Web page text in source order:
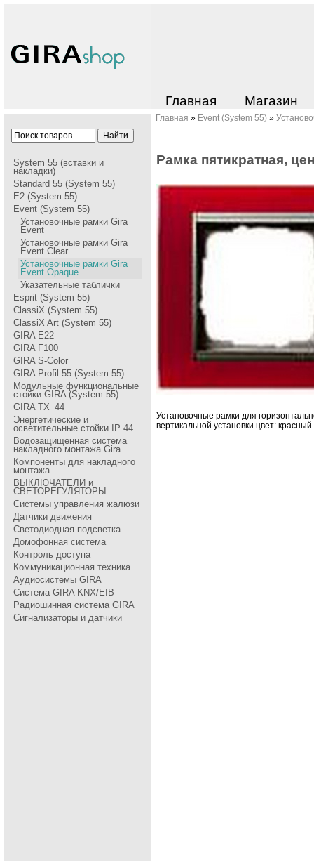
Главная Магазин
System 55 (вставки и
накладки)
Standard 55 (System 55)
E2 (System 55)
Event (System 55)
Установочные рамки Gira
Event
Установочные рамки Gira
Event Clear
Установочные рамки Gira
Event Opaque
Указательные таблички
Esprit (System 55)
ClassiX (System 55)
ClassiX Art (System 55)
GIRA Е22
GIRA F100
GIRA S-Color
GIRA Profil 55 (System 55)
Модульные функциональные
стойки GIRA (System 55)
GIRA TX_44
Энергетические и
осветительные стойки IP 44
Водозащищенная система
накладного монтажа Gira
Компоненты для накладного
монтажа
ВЫКЛЮЧАТЕЛИ и
СВЕТОРЕГУЛЯТОРЫ
Системы управления жалюзи
Датчики движения
Светодиодная подсветка
Домофонная система
Контроль доступа
Коммуникационная техника
Аудиосистемы GIRA
Система GIRA KNX/EIB
Радиошинная система GIRA
Сигнализаторы и датчики
Главная » Event (System 55) »
Рамка пятикратная,
Установочные pамки для
веpтикальной установки цвет: кpасный